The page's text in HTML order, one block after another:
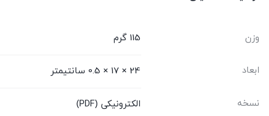
وزن 115 گرم
ابعاد 24 × 17 × 0.5 سانتیمتر
نسخه الکترونیکی (PDF)